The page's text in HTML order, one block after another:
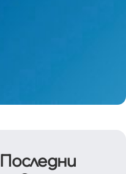
Последни